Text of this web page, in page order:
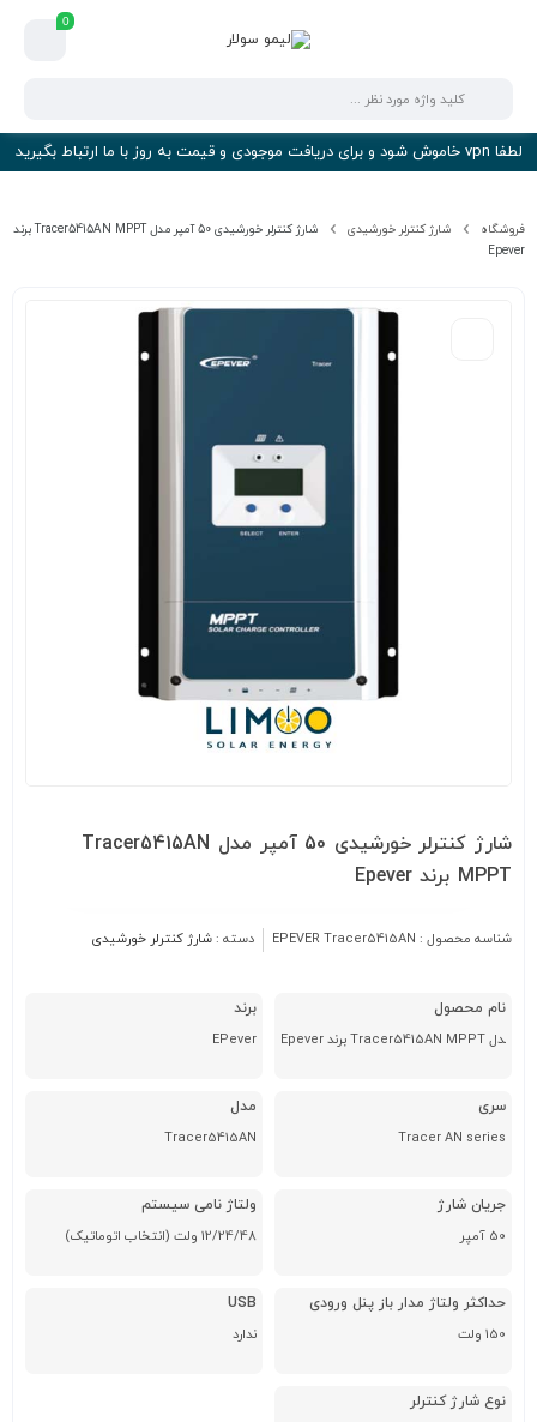
0
لطفا vpn خاموش شود و برای دریافت موجودی و قیمت به روز با ما ارتباط بگیرید
فروشگاه شارژ کنترلر خورشیدی
شارژ کنترلر خورشیدی 50 آمپر مدل Tracer5415AN MPPT برند
Epever
شارژ کنترلر خورشیدی 50 آمپر مدل Tracer5415AN
MPPT برند Epever
شناسه محصول : EPEVER Tracer5415AN دسته : شارژ کنترلر خورشیدی
نام محصول
برند
EPever
سری
Tracer AN series
مدل
Tracer5415AN
جریان شارژ
50 آمپر
ولتاژ نامی سیستم
12/24/48 ولت (انتخاب اتوماتیک)
حداکثر ولتاژ مدار باز پنل ورودی
150 ولت
USB
ندارد
نوع شارژ کنترلر